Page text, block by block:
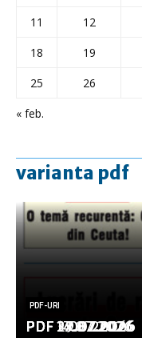
« feb.
11
12
18
19
25
26
varianta pdf
PDF-URI
PDF 3.08.2026
PDF-URI
PDF 29.07.2026
PDF-URI
PDF 27.07.2026
PDF-URI
PDF 17.07.2026
PDF-URI
PDF 14.07.2026